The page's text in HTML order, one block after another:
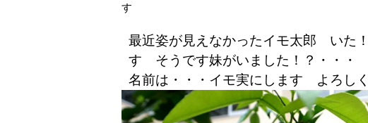
す
最近姿が見えなかったイモ太郎 いた
す そうです妹がいました！？・・・
名前は・・・イモ実にします よろし